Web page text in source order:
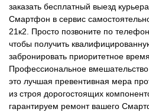
заказать бесплатный выезд
Смартфон в сервис
21к2. Просто позвоните по
чтобы получить
забронировать приоритетное
Профессиональное
это лучшая превентивная мера
из строя дорогостоящих
гарантируем ремонт вашего